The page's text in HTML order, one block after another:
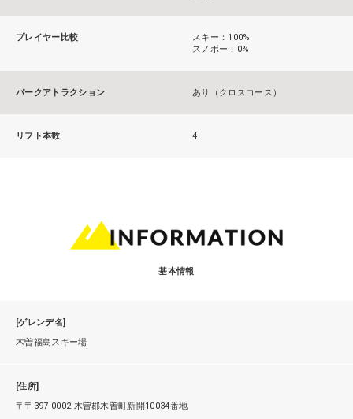
プレイヤー比較
スキー：100%
スノボー：0%
パークアトラクション あり（クロスコース）
リフト本数 4
基本情報
[ゲレンデ名]
木曽福島スキー場
[住所]
〒〒397-0002 木曽郡木曽町新開10034番地